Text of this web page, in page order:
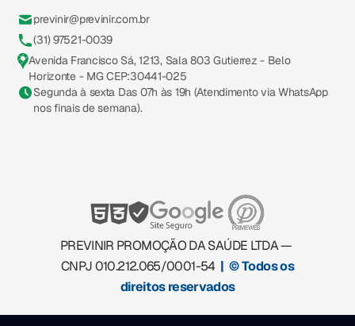
previnir@previnir.com.br
(31) 97521-0039
Avenida Francisco Sá, 1213, Sala 803 Gutierrez - Belo
Horizonte - MG CEP:30441-025
Segunda à sexta Das 07h às 19h (Atendimento via WhatsApp
nos finais de semana).
PREVINIR PROMOÇÃO DA SAÚDE LTDA —
CNPJ 010.212.065/0001-54 | © Todos os
direitos reservados